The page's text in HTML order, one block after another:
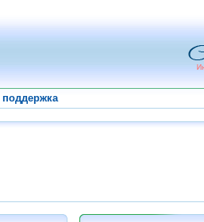
поддержка